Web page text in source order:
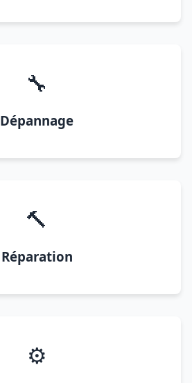
🔧
Dépannage
🔨
Réparation
⚙️